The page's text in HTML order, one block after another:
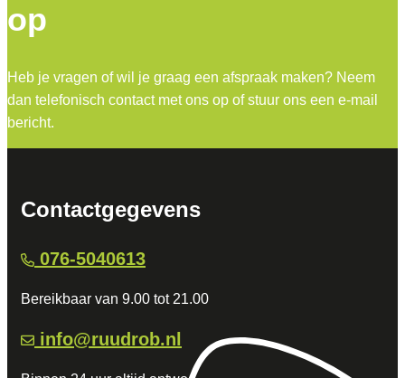
op
Heb je vragen of wil je graag een afspraak maken? Neem
dan telefonisch contact met ons op of stuur ons een e-mail
bericht.
Contactgegevens
076-5040613
Bereikbaar van 9.00 tot 21.00
info@ruudrob.nl